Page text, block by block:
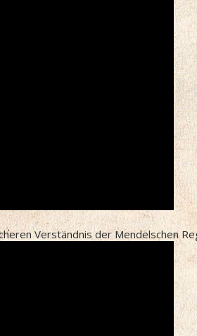
Verständnis der Mendelschen